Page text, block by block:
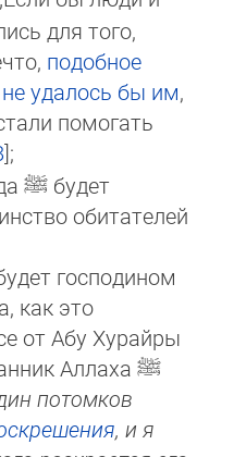
для того,
подобное
не удалось бы им,
помогать
;
ﷺ будет
обитателей
господином
как это
от Абу Хурайры
Аллаха ﷺ
потомков
, и я